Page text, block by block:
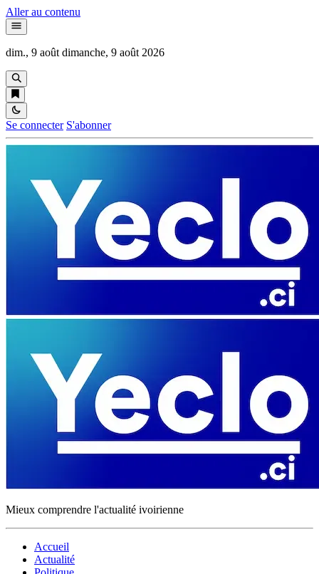
Aller au contenu
dim., 9 août dimanche, 9 août 2026
Se connecter S'abonner
Mieux comprendre l'actualité ivoirienne
Accueil
Actualité